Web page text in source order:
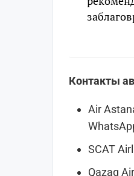
Контакты
Air
SCAT
Qazaq